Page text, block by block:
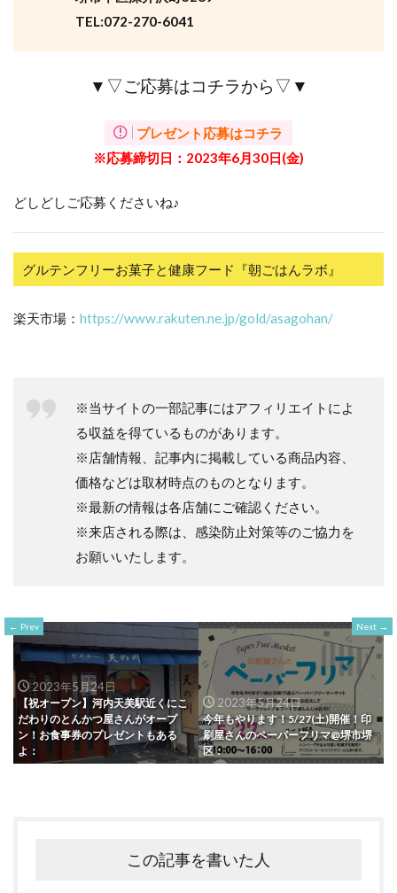
TEL:072-270-6041
▼▽ご応募はコチラから▽▼
プレゼント応募はコチラ
※応募締切日：2023年6月30日(金)
どしどしご応募くださいね♪
グルテンフリーお菓子と健康フード『朝ごはんラボ』
楽天市場： https://www.rakuten.ne.jp/gold/asagohan/
※当サイトの一部記事にはアフィリエイトによ
る収益を得ているものがあります。
※店舗情報、記事内に掲載している商品内容、
価格などは取材時点のものとなります。
※最新の情報は各店舗にご確認ください。
※来店される際は、感染防止対策等のご協力を
お願いいたします。
Prev
2023年5月24日
【祝オープン】河内天美駅近くにこ
だわりのとんかつ屋さんがオープ
ン！お食事券のプレゼントもある
よ：
Next
2023年5月24日
今年もやります！5/27(土)開催！印
刷屋さんのペーパーフリマ@堺市堺
区：
この記事を書いた人